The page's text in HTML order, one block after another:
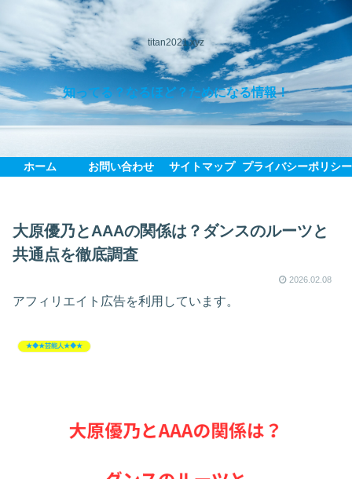
titan2021.xyz
知ってる？なるほど？ためになる情報！
ホーム お問い合わせ サイトマップ プライバシーポリシー
大原優乃とAAAの関係は？ダンスのルーツと
共通点を徹底調査
2026.02.08
アフィリエイト広告を利用しています。
★◆★芸能人★◆★